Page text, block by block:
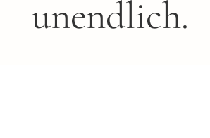
unendlich.